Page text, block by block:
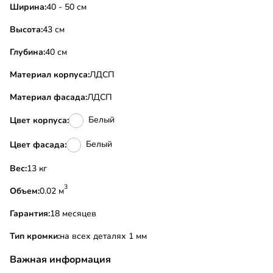
Ширина:40 - 50 см
Высота:43 см
Глубина:40 см
Материал корпуса:ЛДСП
Материал фасада:ЛДСП
Цвет корпуса: Белый
Цвет фасада: Белый
Вес:
13 кг
Объем:
0.02 м3
Гарантия:18 месяцев
Тип кромки:на всех деталях 1 мм
Важная информация